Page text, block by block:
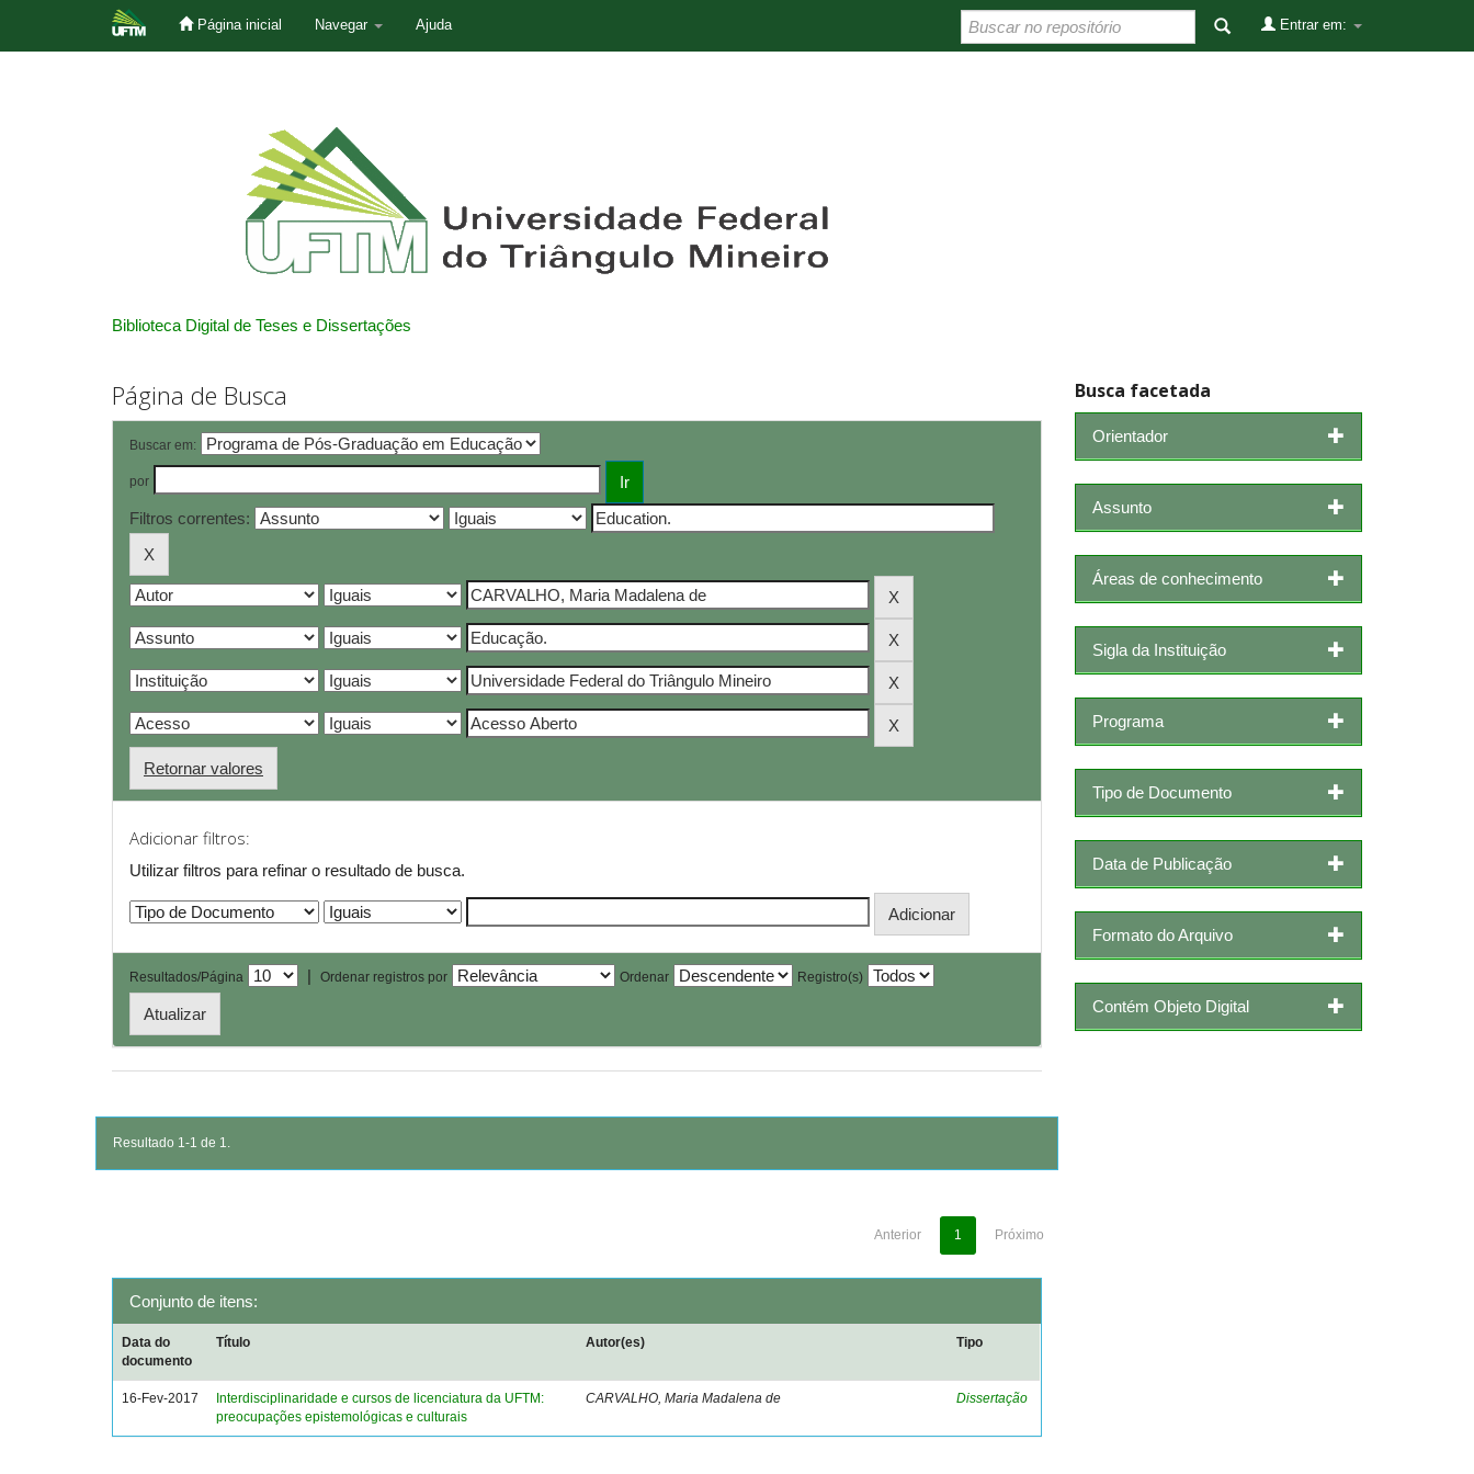
Página inicial Navegar Ajuda Entrar em:
Biblioteca Digital de Teses e Dissertações
Página de Busca
Buscar em:
por
Filtros correntes:
Retornar valores
Adicionar filtros:
Utilizar filtros para refinar o resultado de busca.
Resultados/Página | Ordenar registros por Ordenar Registro(s)
Resultado 1-1 de 1.
Anterior 1 Próximo
Conjunto de itens:
Data do
documento
Título Autor(es) Tipo
16-Fev-2017
Interdisciplinaridade e cursos de licenciatura da UFTM:
preocupações epistemológicas e culturais
CARVALHO, Maria Madalena de Dissertação
Busca facetada
Orientador
Assunto
Áreas de conhecimento
Sigla da Instituição
Programa
Tipo de Documento
Data de Publicação
Formato do Arquivo
Contém Objeto Digital